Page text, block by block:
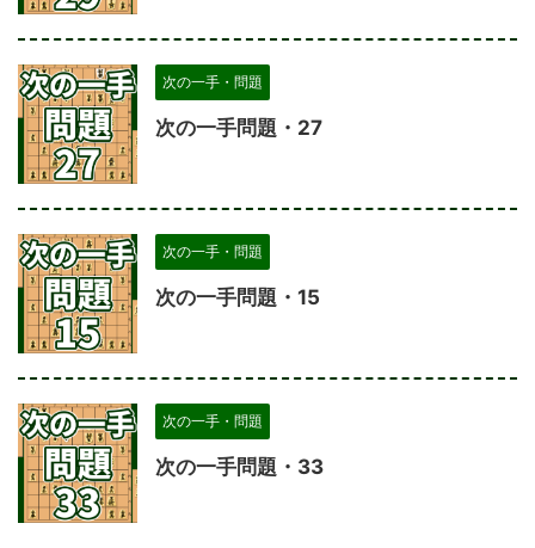
次の一手・問題
次の一手問題・27
次の一手・問題
次の一手問題・15
次の一手・問題
次の一手問題・33